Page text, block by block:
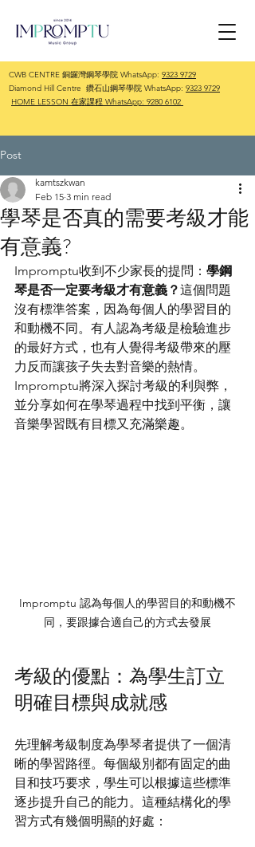
CWB CENTRE 銅鑼灣鋼琴學院 WhatsApp: 9323 9729
Diamond Hill Centre 鑽石山鋼琴學院 WhatsApp: 9323 9729
HOME LESSON 在家課程 WhatsApp: 9280 6102
Post
學琴是否真的需要考級才能
有意義?
kamtszkwan
Feb 15 3 min read
Impromptu收到不少家長的提問： 學鋼
琴是否一定要考級才有意義？這個問題
沒有標準答案，因為每個人的學習目的
和動機不同。有人認為考級是檢驗進步
的最好方式，也有人覺得考級帶來的壓
力反而讓孩子失去對音樂的熱情。
Impromptu將深入探討考級的利與弊，
並分享如何在學琴過程中找到平衡，讓
音樂學習既有目標又充滿樂趣。
Impromptu 認為每個人的學習目的和動機不
同，要跟據合適自己的方式去發展
考級的優點：為學生訂立
明確目標與成就感
先理解考級制度為學琴者提供了一個清
晰的學習路徑。每個級別都有固定的曲
目和技巧要求，學生可以根據這些標準
逐步提升自己的能力。這種結構化的學
習方式有幾個明顯的好處：